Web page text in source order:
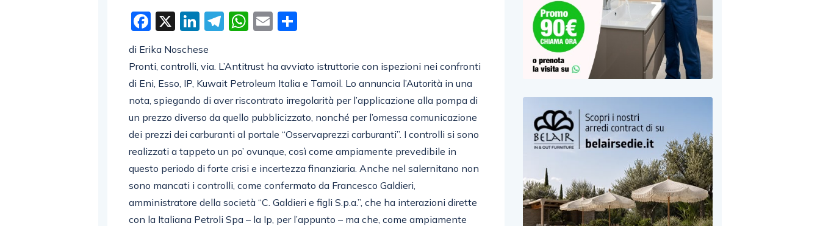
Facebook
X LinkedIn
Telegram
WhatsApp
Email
di Erika Noschese
Pronti, controlli, via. L’Antitrust ha avviato istruttorie con ispezioni nei confronti
di Eni, Esso, IP, Kuwait Petroleum Italia e Tamoil. Lo annuncia l’Autorità in una
nota, spiegando di aver riscontrato irregolarità per l’applicazione alla pompa di
un prezzo diverso da quello pubblicizzato, nonché per l’omessa comunicazione
dei prezzi dei carburanti al portale “Osservaprezzi carburanti”. I controlli si sono
realizzati a tappeto un po’ ovunque, così come ampiamente prevedibile in
questo periodo di forte crisi e incertezza finanziaria. Anche nel salernitano non
sono mancati i controlli, come confermato da Francesco Galdieri,
amministratore della società “C. Galdieri e figli S.p.a.”, che ha interazioni dirette
con la Italiana Petroli Spa – la Ip, per l’appunto – ma che, come ampiamente